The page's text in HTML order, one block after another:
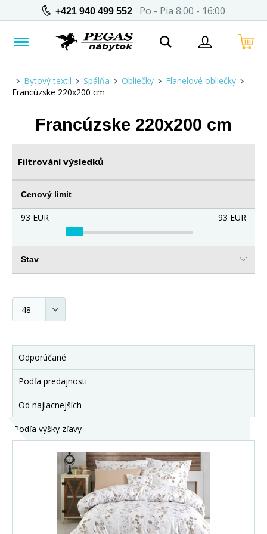
+421 940 499 552 Po - Pia 8:00 - 16:00
Bytový textil Spálňa Obliečky
Flanelové obliečky
Francúzske 220x200 cm
Francúzske 220x200 cm
Filtrování výsledků
Cenový limit
93 EUR 93 EUR
Stav
Odporúčané
Podľa predajnosti
Od najlacnejších
Podľa výšky zľavy